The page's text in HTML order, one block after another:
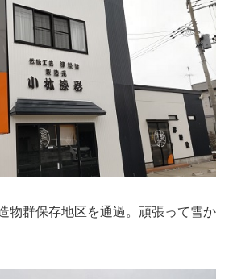
物群保存地区を通過。頑張って雪か